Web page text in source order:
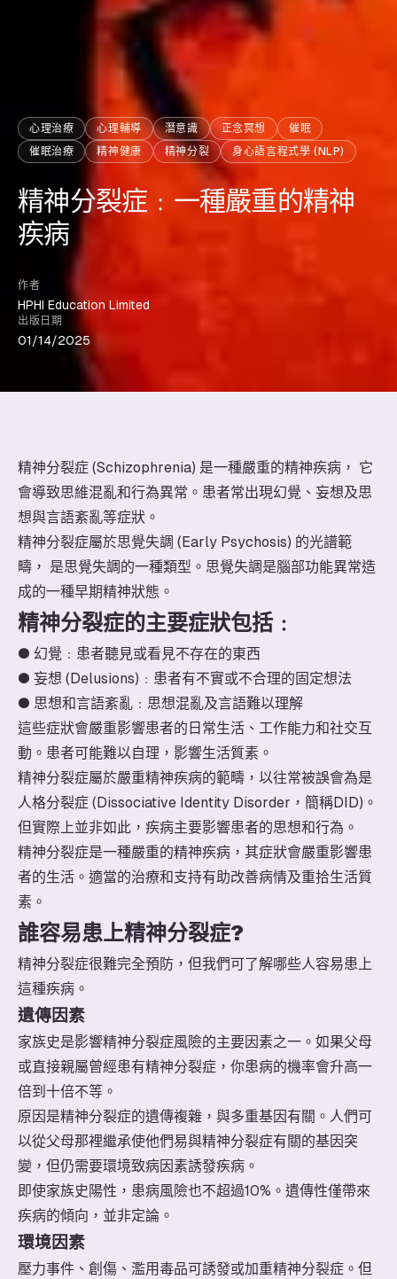
心理治療 心理輔導 潛意識 正念冥想
催眠
催眠治療
精神健康 精神分裂 身心語言程式學 (NLP)
精神分裂症﹕一種嚴重的精神
疾病
作者
HPHI Education Limited
出版日期
01/14/2025
精神分裂症 (Schizophrenia) 是一種嚴重的精神疾病， 它
會導致思維混亂和行為異常。患者常出現幻覺、妄想及思
想與言語紊亂等症狀。
精神分裂症屬於思覺失調 (Early Psychosis) 的光譜範
疇， 是思覺失調的一種類型。思覺失調是腦部功能異常造
成的一種早期精神狀態。
精神分裂症的主要症狀包括﹕
● 幻覺﹕患者聽見或看見不存在的東西
● 妄想 (Delusions)﹕患者有不實或不合理的固定想法
● 思想和言語紊亂﹕思想混亂及言語難以理解
這些症狀會嚴重影響患者的日常生活、工作能力和社交互
動。患者可能難以自理，影響生活質素。
精神分裂症屬於嚴重精神疾病的範疇，以往常被誤會為是
人格分裂症 (Dissociative Identity Disorder，簡稱DID)。
但實際上並非如此，疾病主要影響患者的思想和行為。
精神分裂症是一種嚴重的精神疾病，其症狀會嚴重影響患
者的生活。適當的治療和支持有助改善病情及重拾生活質
素。
誰容易患上精神分裂症?
精神分裂症很難完全預防，但我們可了解哪些人容易患上
這種疾病。
遺傳因素
家族史是影響精神分裂症風險的主要因素之一。如果父母
或直接親屬曾經患有精神分裂症，你患病的機率會升高一
倍到十倍不等。
原因是精神分裂症的遺傳複雜，與多重基因有關。人們可
以從父母那裡繼承使他們易與精神分裂症有關的基因突
變，但仍需要環境致病因素誘發疾病。
即使家族史陽性，患病風險也不超過10%。遺傳性僅帶來
疾病的傾向，並非定論。
環境因素
壓力事件、創傷、濫用毒品可誘發或加重精神分裂症。但